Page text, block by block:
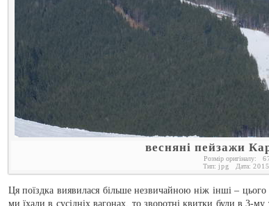
весняні пейзажи
Розмір оригіналу:
Тип: jpg Дата:
Ця поїздка виявилася більше незвичайною ніж інші –
ми їхали в сусідніх вагонах, то зворотні квитки були в 3-